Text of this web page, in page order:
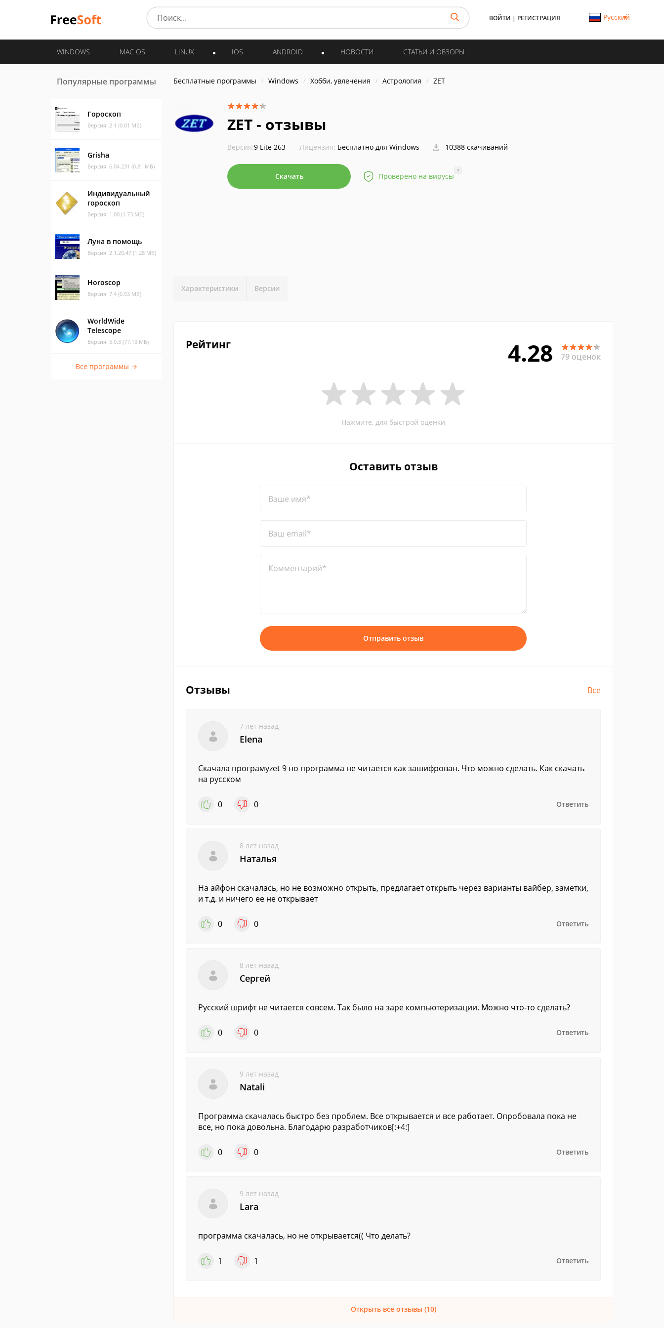
ВОЙТИ | РЕГИСТРАЦИЯ Русский
WINDOWS MAC OS LINUX IOS ANDROID НОВОСТИ СТАТЬИ И ОБЗОРЫ
Популярные программы
Гороскоп
Версия: 2.1 (0.01 МБ)
Grisha
Версия: 6.04.231 (0.81 МБ)
Индивидуальный
гороскоп
Версия: 1.00 (1.73 МБ)
Луна в помощь
Версия: 2.1.20.47 (1.28 МБ)
Horoscop
Версия: 7.4 (0.53 МБ)
WorldWide
Telescope
Версия: 5.0.3 (77.13 МБ)
Все программы →
Бесплатные программы Windows Хобби, увлечения Астрология ZET
ZET - отзывы
Версия:9 Lite 263 Лицензия: Бесплатно для Windows 10388 скачиваний
Скачать Проверено на вирусы
?
Характеристики Версии
Рейтинг 4.28 79 оценок
Нажмите, для быстрой оценки
Оставить отзыв
Ваше имя*
Ваш email*
Комментарий*
Отправить отзыв
Отзывы Все
7 лет назад
Elena
Скачала програмуzet 9 но программа не читается как зашифрован. Что можно сделать. Как скачать
на русском
0 0 Ответить
8 лет назад
Наталья
На айфон скачалась, но не возможно открыть, предлагает открыть через варианты вайбер, заметки,
и т.д. и ничего ее не открывает
0 0 Ответить
8 лет назад
Сергей
Русский шрифт не читается совсем. Так было на заре компьютеризации. Можно что-то сделать?
0 0 Ответить
9 лет назад
Natali
Программа скачалась быстро без проблем. Все открывается и все работает. Опробовала пока не
все, но пока довольна. Благодарю разработчиков[:+4:]
0 0 Ответить
9 лет назад
Lara
программа скачалась, но не открывается(( Что делать?
1 1 Ответить
Открыть все отзывы (10)